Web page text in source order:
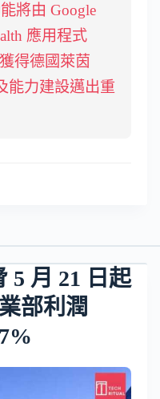
將由 Google
應用程式
得德國萊茵
能力建設邁出重
5 月 21 日起
部利潤